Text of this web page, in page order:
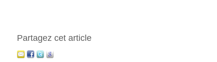
Partagez cet article